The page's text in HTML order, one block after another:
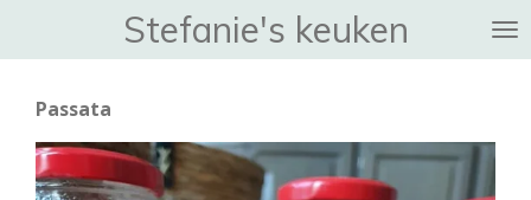
hoofdinhoud
Stefanie's keuken
Passata